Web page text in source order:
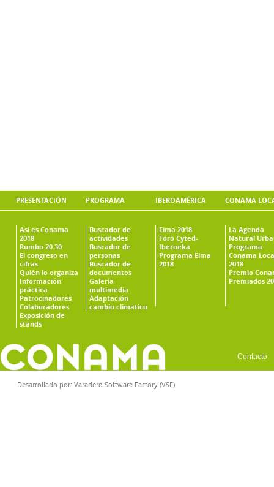
PRESENTACIÓN
Así es Conama
2018
Rumbo 20.30
El congreso en
cifras
Quién lo organiza
Información
práctica
Patrocinadores
Colaboradores
Exposición de
stands
PROGRAMA
Buscador de
actividades
Buscador de
personas
Buscador de
documentos
Galería
multimedia
Adaptación
cambio climatico
IBEROAMÉRICA
Eima 2018
Foro Cyted-
Iberoeka
Programa Eima
2018
CONAMA
La Agenda
Natural
Programa
Conama
2018
Premio
Premiados
Contacto
Desarrollado por: Varadero Software Factory (VSF)